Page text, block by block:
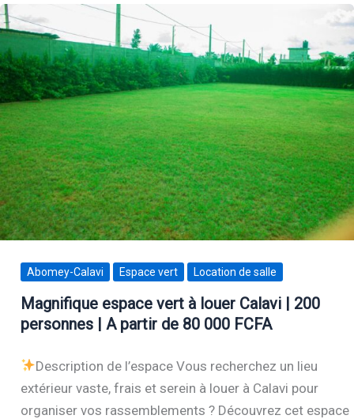
Abomey-Calavi Espace vert Location de salle
Magnifique espace vert à louer Calavi | 200
personnes | A partir de 80 000 FCFA
Description de l’espace Vous recherchez un lieu
extérieur vaste, frais et serein à louer à Calavi pour
organiser vos rassemblements ? Découvrez cet espace